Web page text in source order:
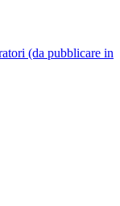
(da pubblicare in